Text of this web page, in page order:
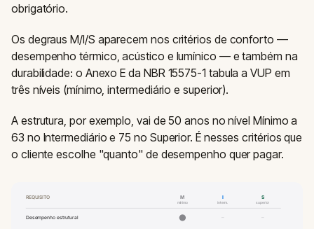
obrigatório.
Os degraus M/I/S aparecem nos critérios de conforto —
desempenho térmico, acústico e lumínico — e também na
durabilidade: o Anexo E da NBR 15575-1 tabula a VUP em
três níveis (mínimo, intermediário e superior).
A estrutura, por exemplo, vai de 50 anos no nível Mínimo a
63 no Intermediário e 75 no Superior. É nesses critérios que
o cliente escolhe "quanto" de desempenho quer pagar.
REQUISITO M I S
mínimo interm. superior
Desempenho estrutural – –